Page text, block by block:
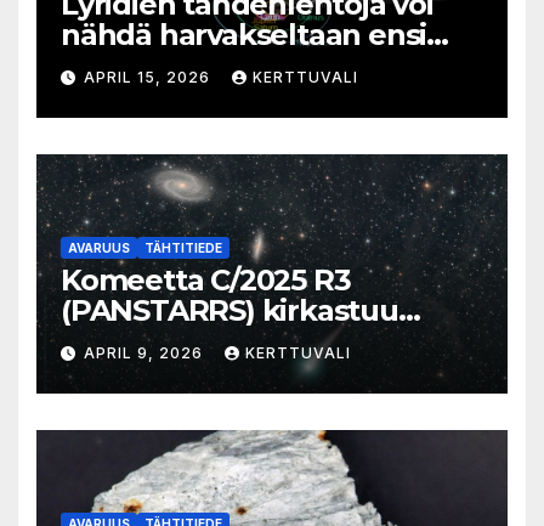
nähdä harvakseltaan ensi
viikolla
APRIL 15, 2026 KERTTUVALI
AVARUUS TÄHTITIEDE
Komeetta C/2025 R3
(PANSTARRS) kirkastuu
aamutaivaalla
APRIL 9, 2026 KERTTUVALI